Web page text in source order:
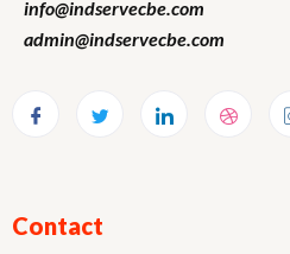
info@indservecbe.com
admin@indservecbe.com
Contact